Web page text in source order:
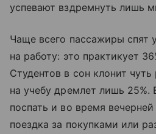
успевают вздремнуть лишь
Чаще всего пассажиры спят
на работу: это практикует
Студентов в сон клонит
на учебу дремлет лишь 25%.
поспать и во время
поездка за покупками или